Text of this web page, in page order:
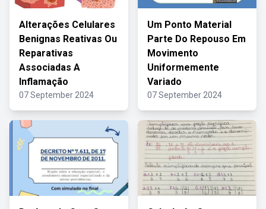
Alterações Celulares
Benignas Reativas Ou
Reparativas
Associadas A
Inflamação
07 September 2024
Um Ponto Material
Parte Do Repouso Em
Movimento
Uniformemente
Variado
07 September 2024